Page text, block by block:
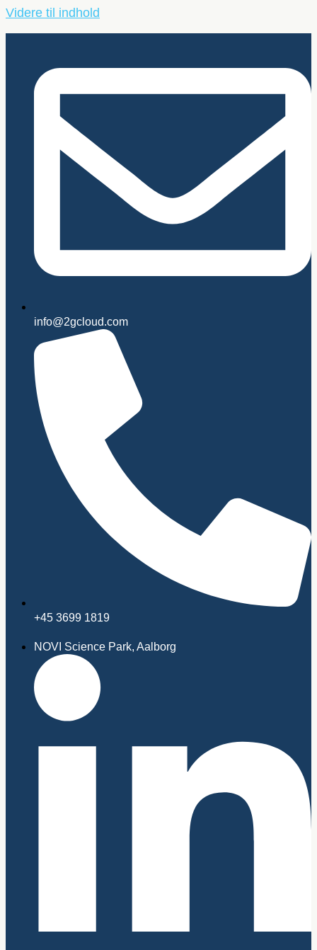
Videre til indhold
info@2gcloud.com
+45 3699 1819
NOVI Science Park, Aalborg